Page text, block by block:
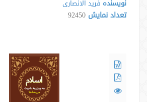
نویسنده فرید الانصاری
تعداد نمایش 92450